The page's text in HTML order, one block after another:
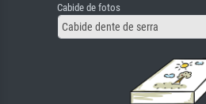
Cabide de fotos
Cabide dente de serra